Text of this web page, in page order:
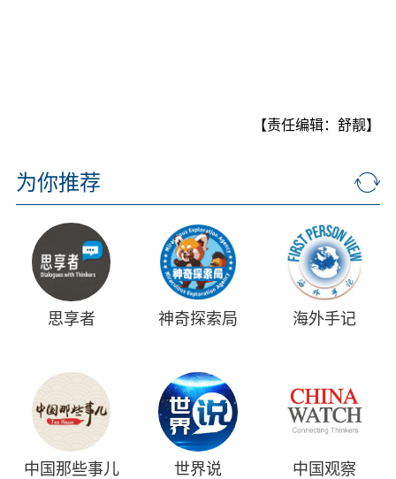
【责任编辑：舒靓】
为你推荐
思享者 神奇探索局 海外手记
中国那些事儿 世界说 中国观察